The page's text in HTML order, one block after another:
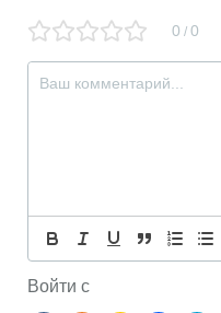
0 / 0
Войти с